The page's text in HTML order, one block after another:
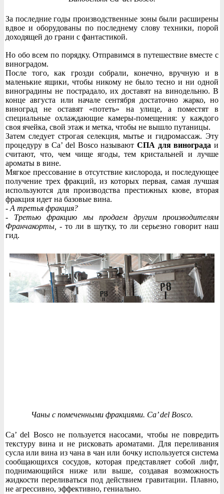
За последние годы производственные зоны были расширены
вдвое и оборудованы по последнему слову техники, порой
доходящей до грани с фантастикой.
Но обо всем по порядку. Отправимся в путешествие вместе с
виноградом.
После того, как грозди собрали, конечно, вручную и в
маленькие ящики, чтобы никому не было тесно и ни одной
виноградины не пострадало, их доставят на винодельню. В
конце августа или начале сентября достаточно жарко, но
виноград не оставят «потеть» на улице, а поместят в
специальные охлаждающие камеры-помещения: у каждого
своя ячейка, свой этаж и метка, чтобы не вышло путаницы.
Затем следует строгая селекция, мытье и гидромассаж. Эту
процедуру в Ca’ del Bosco называют СПА для винограда и
считают, что, чем чище ягоды, тем кристальней и лучше
ароматы в вине.
Мягкое прессование в отсутствие кислорода, и последующее
получение трех фракций, из которых первая, самая лучшая
используются для производства престижных кюве, вторая
фракция идет на базовые вина.
- А третья фракция?
- Третью фракцию мы продаем другим производителям
Франчакорты, - то ли в шутку, то ли серьезно говорит наш
гид.
Чаны с помеченными фракциями. Ca’ del Bosco.
Ca’ del Bosco не пользуется насосами, чтобы не повредить
текстуру вина и не рисковать ароматами. Для переливания
сусла или вина из чана в чан или бочку используется система
сообщающихся сосудов, которая представляет собой лифт,
поднимающийся ниже или выше, создавая возможность
жидкости переливаться под действием гравитации. Плавно,
не агрессивно, эффективно, гениально.